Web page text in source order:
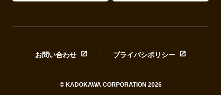
お問い合わせ プライバシポリシー
© KADOKAWA CORPORATION 2026